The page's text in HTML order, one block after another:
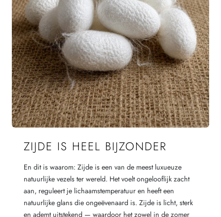
ZIJDE IS HEEL BIJZONDER
En dit is waarom: Zijde is een van de meest luxueuze
natuurlijke vezels ter wereld. Het voelt ongelooflijk zacht
aan, reguleert je lichaamstemperatuur en heeft een
natuurlijke glans die ongeëvenaard is. Zijde is licht, sterk
en ademt uitstekend — waardoor het zowel in de zomer